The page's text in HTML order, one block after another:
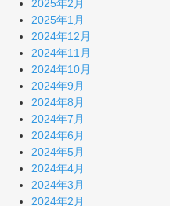
2025年2月
2025年1月
2024年12月
2024年11月
2024年10月
2024年9月
2024年8月
2024年7月
2024年6月
2024年5月
2024年4月
2024年3月
2024年2月